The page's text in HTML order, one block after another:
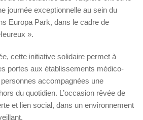
journée exceptionnelle au sein du
Europa Park, dans le cadre de
».
cette initiative solidaire permet à
portes aux établissements médico-
accompagnées une
du quotidien. L’occasion rêvée de
et lien social, dans un environnement